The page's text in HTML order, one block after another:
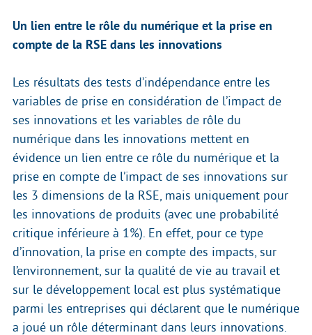
Un lien entre le rôle du numérique et la prise en
compte de la RSE dans les innovations
Les résultats des tests d’indépendance entre les
variables de prise en considération de l’impact de
ses innovations et les variables de rôle du
numérique dans les innovations mettent en
évidence un lien entre ce rôle du numérique et la
prise en compte de l’impact de ses innovations sur
les 3 dimensions de la RSE, mais uniquement pour
les innovations de produits (avec une probabilité
critique inférieure à 1%). En effet, pour ce type
d’innovation, la prise en compte des impacts, sur
l’environnement, sur la qualité de vie au travail et
sur le développement local est plus systématique
parmi les entreprises qui déclarent que le numérique
a joué un rôle déterminant dans leurs innovations.